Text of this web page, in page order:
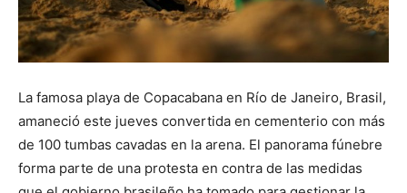
La famosa playa de Copacabana en Río de Janeiro, Brasil,
amaneció este jueves convertida en cementerio con más
de 100 tumbas cavadas en la arena. El panorama fúnebre
forma parte de una protesta en contra de las medidas